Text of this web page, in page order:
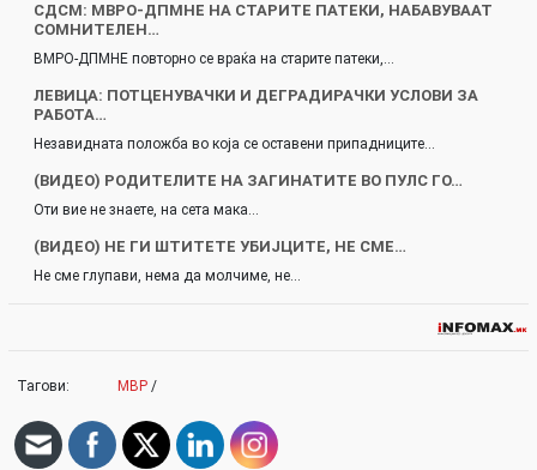
СДСМ: МВРО-ДПМНЕ НА СТАРИТЕ ПАТЕКИ, НАБАВУВААТ
СОМНИТЕЛЕН…
ВМРО-ДПМНЕ повторно се враќа на старите патеки,…
ЛЕВИЦА: ПОТЦЕНУВАЧКИ И ДЕГРАДИРАЧКИ УСЛОВИ ЗА
РАБОТА…
Незавидната положба во која се оставени припадниците…
(ВИДЕО) РОДИТЕЛИТЕ НА ЗАГИНАТИТЕ ВО ПУЛС ГО…
Оти вие не знаете, на сета мака…
(ВИДЕО) НЕ ГИ ШТИТЕТЕ УБИЈЦИТЕ, НЕ СМЕ…
Не сме глупави, нема да молчиме, не…
Тагови: МВР /